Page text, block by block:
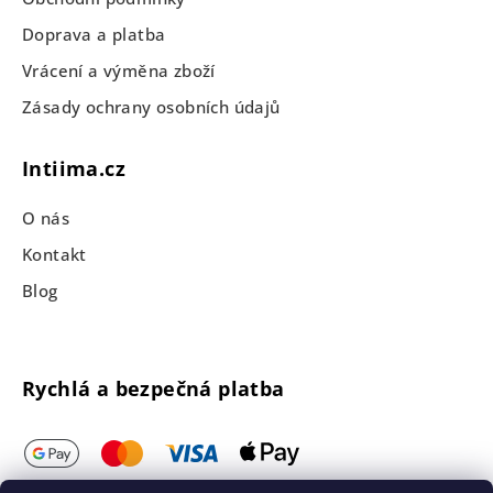
Doprava a platba
Vrácení a výměna zboží
Zásady ochrany osobních údajů
Intiima.cz
O nás
Kontakt
Blog
Rychlá a bezpečná platba